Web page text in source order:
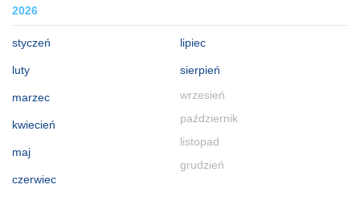
2026
styczeń
luty
marzec
kwiecień
maj
czerwiec
lipiec
sierpień
wrzesień
październik
listopad
grudzień